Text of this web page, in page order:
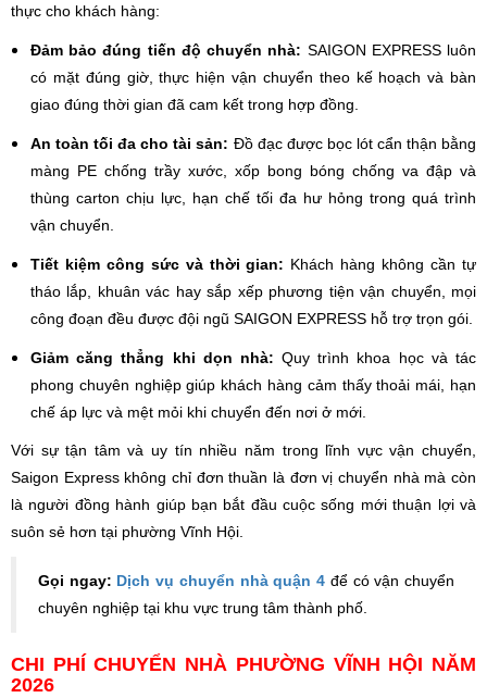
thực cho khách hàng:
Đảm bảo đúng tiến độ chuyển nhà: SAIGON EXPRESS luôn
có mặt đúng giờ, thực hiện vận chuyển theo kế hoạch và bàn
giao đúng thời gian đã cam kết trong hợp đồng.
An toàn tối đa cho tài sản: Đồ đạc được bọc lót cẩn thận bằng
màng PE chống trầy xước, xốp bong bóng chống va đập và
thùng carton chịu lực, hạn chế tối đa hư hỏng trong quá trình
vận chuyển.
Tiết kiệm công sức và thời gian: Khách hàng không cần tự
tháo lắp, khuân vác hay sắp xếp phương tiện vận chuyển, mọi
công đoạn đều được đội ngũ SAIGON EXPRESS hỗ trợ trọn gói.
Giảm căng thẳng khi dọn nhà: Quy trình khoa học và tác
phong chuyên nghiệp giúp khách hàng cảm thấy thoải mái, hạn
chế áp lực và mệt mỏi khi chuyển đến nơi ở mới.
Với sự tận tâm và uy tín nhiều năm trong lĩnh vực vận chuyển,
Saigon Express không chỉ đơn thuần là đơn vị chuyển nhà mà còn
là người đồng hành giúp bạn bắt đầu cuộc sống mới thuận lợi và
suôn sẻ hơn tại phường Vĩnh Hội.
Gọi ngay: Dịch vụ chuyển nhà quận 4 để có vận chuyển
chuyên nghiệp tại khu vực trung tâm thành phố.
CHI PHÍ CHUYỂN NHÀ PHƯỜNG VĨNH HỘI NĂM
2026